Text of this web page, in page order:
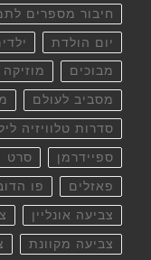
חיבור מספרים
יום הולדת
מבוכים מוזיקה
מסביב לעולם
סדרות טלוויזיה
ספיידרמן סרט
פאזלים פו
צביעה אונליין
צביעה מקוונת